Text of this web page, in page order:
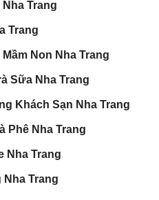
Trang
Trang
Non Nha Trang
Sữa Nha Trang
Khách Sạn Nha Trang
Phê Nha Trang
Nha Trang
Nha Trang